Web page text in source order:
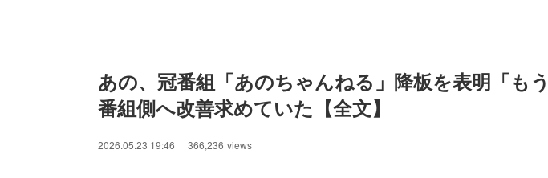
あの、冠番組「あのちゃんねる」降板を表明「も
番組側へ改善求めていた【全文】
2026.05.23 19:46 366,236 views